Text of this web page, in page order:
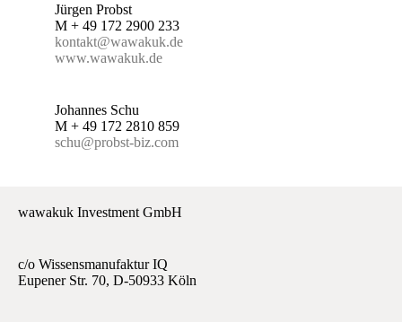
Jürgen Probst
M + 49 172 2900 233
kontakt@wawakuk.de
www.wawakuk.de
Johannes Schu
M + 49 172 2810 859
schu@probst-biz.com
wawakuk Investment GmbH
c/o Wissensmanufaktur IQ
Eupener Str. 70, D-50933 Köln